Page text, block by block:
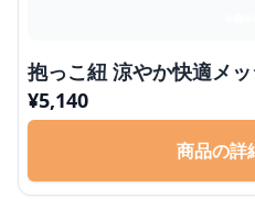
抱っこ紐 涼やか快適メ
¥5,140
商品の詳